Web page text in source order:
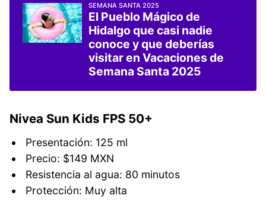
SEMANA SANTA 2025
El Pueblo Mágico de
Hidalgo que casi nadie
conoce y que deberías
visitar en Vacaciones de
Semana Santa 2025
Nivea Sun Kids FPS 50+
Presentación: 125 ml
Precio: $149 MXN
Resistencia al agua: 80 minutos
Protección: Muy alta